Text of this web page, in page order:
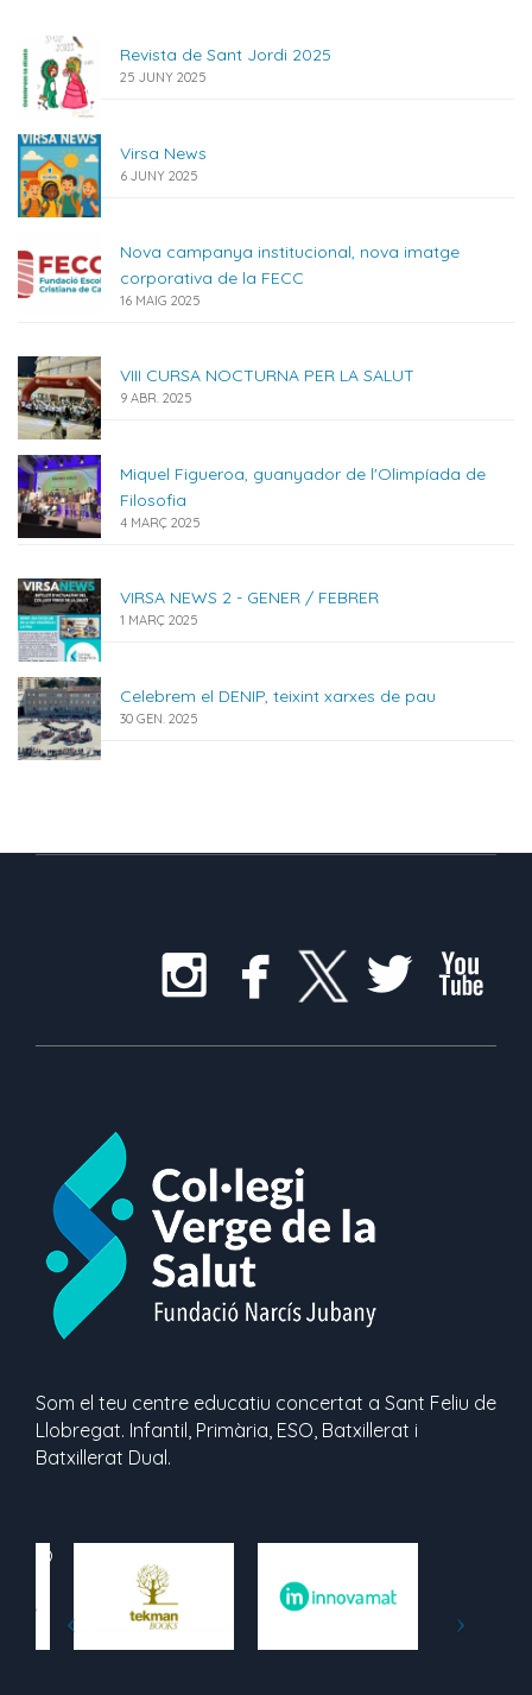
Revista de Sant Jordi 2025
25 JUNY 2025
Virsa News
6 JUNY 2025
Nova campanya institucional, nova imatge
corporativa de la FECC
16 MAIG 2025
VIII CURSA NOCTURNA PER LA SALUT
9 ABR. 2025
Miquel Figueroa, guanyador de l'Olimpíada de
Filosofia
4 MARÇ 2025
VIRSA NEWS 2 - GENER / FEBRER
1 MARÇ 2025
Celebrem el DENIP, teixint xarxes de pau
30 GEN. 2025
Som el teu centre educatiu concertat a Sant Feliu de
Llobregat. Infantil, Primària, ESO, Batxillerat i
Batxillerat Dual.